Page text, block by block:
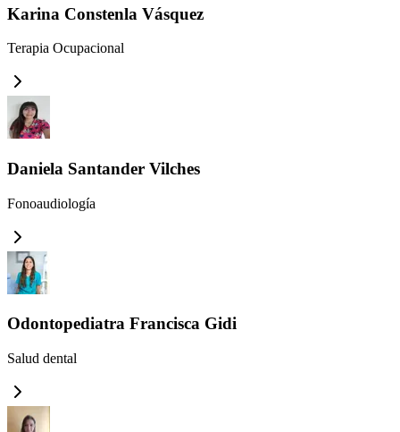
Karina Constenla Vásquez
Terapia Ocupacional
Daniela Santander Vilches
Fonoaudiología
Odontopediatra Francisca Gidi
Salud dental